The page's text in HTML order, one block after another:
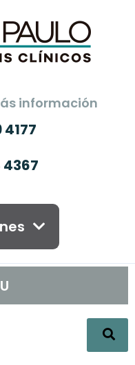
información
4177
4367